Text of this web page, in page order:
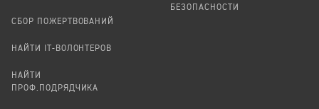
СБОР ПОЖЕРТВОВАНИЙ
НАЙТИ IT-ВОЛОНТЕРОВ
НАЙТИ
ПРОФ.ПОДРЯДЧИКА
БЕЗОПАСНОСТИ